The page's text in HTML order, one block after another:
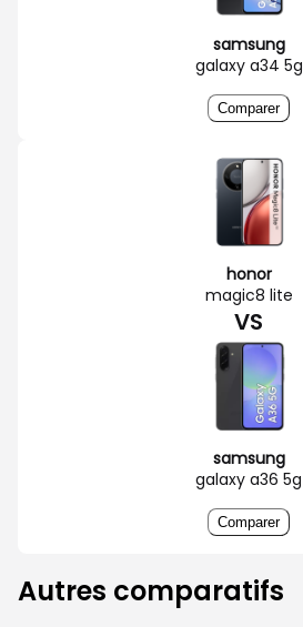
samsung
galaxy a34 5g
Comparer
honor
magic8 lite
VS
samsung
galaxy a36 5g
Comparer
Autres comparatifs